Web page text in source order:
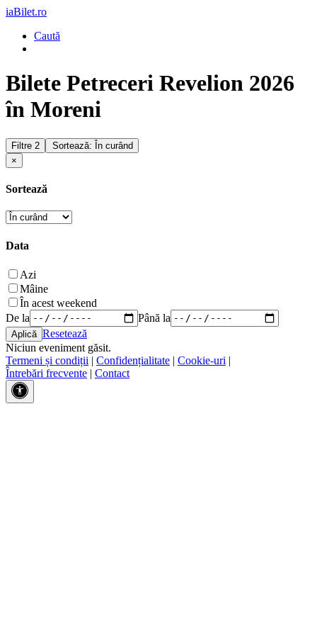
iaBilet.ro
Caută
Bilete Petreceri Revelion 2026
în Moreni
Filtre 2
Sortează: În curând
×
Sortează
Data
Azi
Mâine
În acest weekend
De la
Până la
Resetează
Niciun eveniment găsit.
Termeni și condiții | Confidențialitate | Cookie-uri |
Întrebări frecvente | Contact